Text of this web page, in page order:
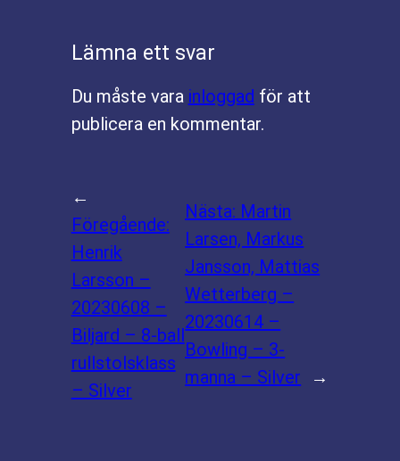
Lämna ett svar
Du måste vara inloggad för att
publicera en kommentar.
←
Föregående:
Henrik
Larsson –
20230608 –
Biljard – 8-ball
rullstolsklass
– Silver
Nästa: Martin
Larsen, Markus
Jansson, Mattias
Wetterberg –
20230614 –
Bowling – 3-
manna – Silver
→